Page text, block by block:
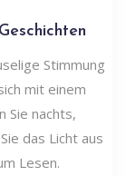
Stimmung
mit einem
Sie nachts,
das Licht aus
Lesen.